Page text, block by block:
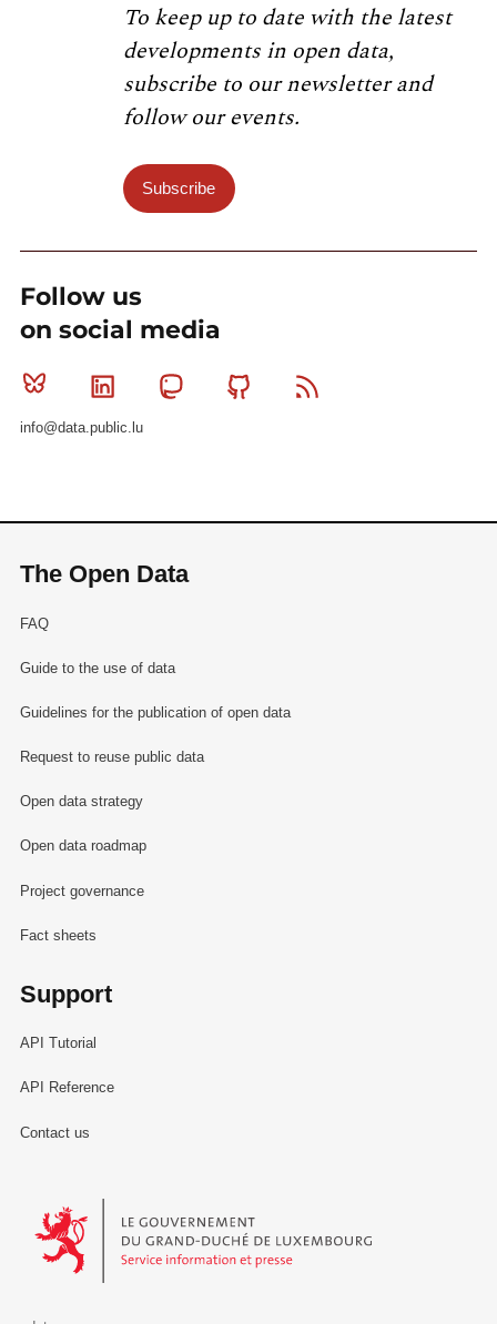
To keep up to date with the latest
developments in open data,
subscribe to our newsletter and
follow our events.
Subscribe
Follow us
on social media
Bluesky Linkedin MastodonGithub
info@data.public.lu
The Open Data
FAQ
Guide to the use of data
Guidelines for the publication of open data
Request to reuse public data
Open data strategy
Open data roadmap
Project governance
Fact sheets
Support
API Tutorial
API Reference
Contact us
Le Gouvernement du Grand-Duché de Luxembourg - Service